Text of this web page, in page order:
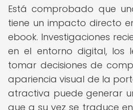
Está comprobado que
tiene un impacto directo
ebook. Investigaciones
en el entorno digital, los
tomar decisiones de
apariencia visual de la
atractiva puede generar
que a su vez se traduce